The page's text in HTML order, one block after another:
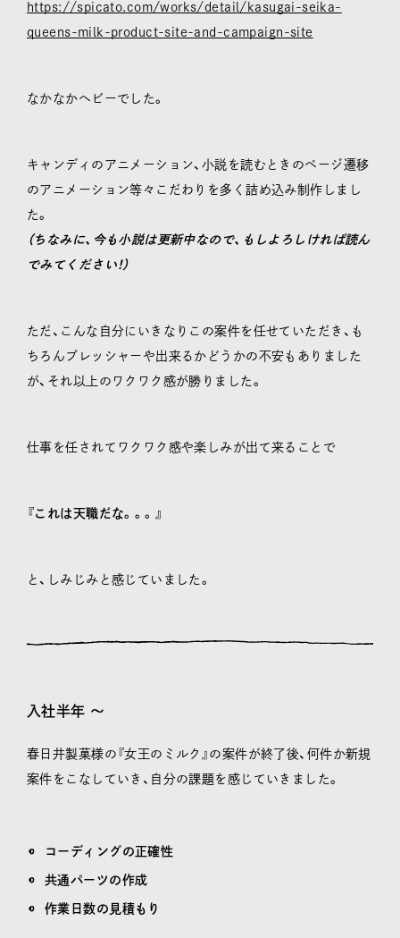
https://spicato.com/works/detail/kasugai-seika-
queens-milk-product-site-and-campaign-site
なかなかヘビーでした。
キャンディのアニメーション、小説を読むときのページ遷移
のアニメーション等々こだわりを多く詰め込み制作しまし
た。
（ちなみに、今も小説は更新中なので、もしよろしければ読ん
でみてください！）
ただ、こんな自分にいきなりこの案件を任せていただき、も
ちろんプレッシャーや出来るかどうかの不安もありました
が、それ以上のワクワク感が勝りました。
仕事を任されてワクワク感や楽しみが出て来ることで
『これは天職だな。。。』
と、しみじみと感じていました。
入社半年 〜
春日井製菓様の『女王のミルク』の案件が終了後、何件か新規
案件をこなしていき、自分の課題を感じていきました。
コーディングの正確性
共通パーツの作成
作業日数の見積もり